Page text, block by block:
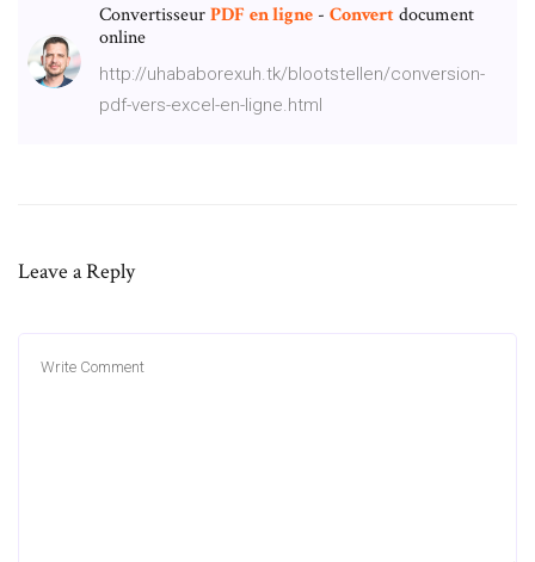
ConvertisseurPDFen ligne - Convertdocument
online
http://uhababorexuh.tk/blootstellen/conversion-
pdf-vers-excel-en-ligne.html
Leave a Reply